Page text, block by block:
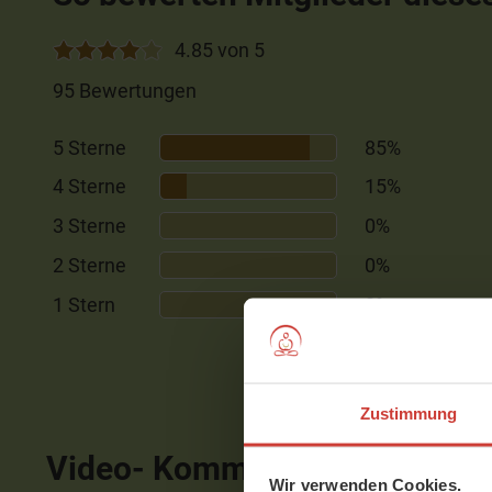
Zustimmung
Wir verwenden Cookies.
4.85 von 5
95 Bewertungen
5 Sterne
85%
4 Sterne
15%
3 Sterne
0%
2 Sterne
0%
1 Stern
0%
Video- Kommentare